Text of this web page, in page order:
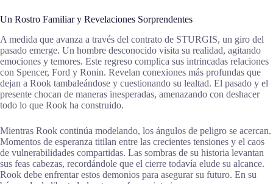
Un Rostro Familiar y Revelaciones Sorprendentes
A medida que avanza a través del contrato de STURGIS, un giro del
pasado emerge. Un hombre desconocido visita su realidad, agitando
emociones y temores. Este regreso complica sus intrincadas relaciones
con Spencer, Ford y Ronin. Revelan conexiones más profundas que
dejan a Rook tambaleándose y cuestionando su lealtad. El pasado y el
presente chocan de maneras inesperadas, amenazando con deshacer
todo lo que Rook ha construido.
Mientras Rook continúa modelando, los ángulos de peligro se acercan.
Momentos de esperanza titilan entre las crecientes tensiones y el caos
de vulnerabilidades compartidas. Las sombras de su historia levantan
sus feas cabezas, recordándole que el cierre todavía elude su alcance.
Rook debe enfrentar estos demonios para asegurar su futuro. En su